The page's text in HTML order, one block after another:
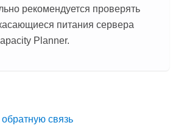
рекомендуется проверять
питания сервера
Planner.
связь